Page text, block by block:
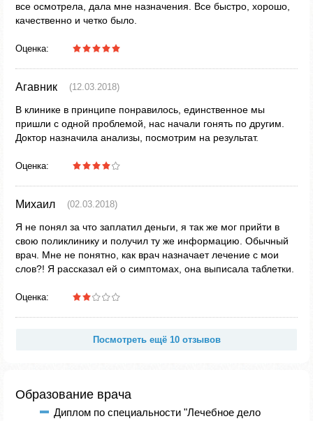
все осмотрела, дала мне назначения. Все быстро, хорошо,
качественно и четко было.
Оценка:
Агавник (12.03.2018)
В клинике в принципе понравилось, единственное мы
пришли с одной проблемой, нас начали гонять по другим.
Доктор назначила анализы, посмотрим на результат.
Оценка:
Михаил (02.03.2018)
Я не понял за что заплатил деньги, я так же мог прийти в
свою поликлинику и получил ту же информацию. Обычный
врач. Мне не понятно, как врач назначает лечение с мои
слов?! Я рассказал ей о симптомах, она выписала таблетки.
Оценка:
Посмотреть ещё 10 отзывов
Образование врача
Диплом по специальности "Лечебное дело